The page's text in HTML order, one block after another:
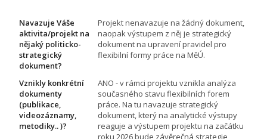
Navazuje Váše
aktivita/projekt na
nějaký politicko-
strategický
dokument?
Projekt nenavazuje na žádný dokument,
naopak výstupem z něj je strategický
dokument na upravení pravidel pro
flexibilní formy práce na MěÚ.
Vznikly konkrétní
dokumenty
(publikace,
videozáznamy,
metodiky.. )?
ANO - v rámci projektu vznikla analýza
současného stavu flexibilních forem
práce. Na tu navazuje strategický
dokument, který na analytické výstupy
reaguje a výstupem projektu na začátku
roku 2026 bude závěrečná strategie,